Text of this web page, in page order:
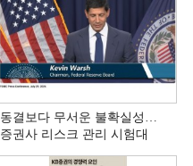
동결보다 무서운 불확실성…
증권사 리스크 관리 시험대